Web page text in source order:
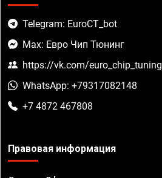
Telegram: EuroCT_bot
Max: Евро Чип Тюнинг
https://vk.com/euro_chip_tuning
WhatsApp: +79317082148
+7 4872 467808
Правовая информация